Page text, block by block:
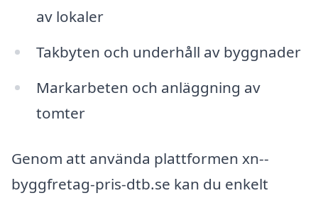
av lokaler
Takbyten och underhåll av byggnader
Markarbeten och anläggning av
tomter
Genom att använda plattformen xn--
byggfretag-pris-dtb.se kan du enkelt